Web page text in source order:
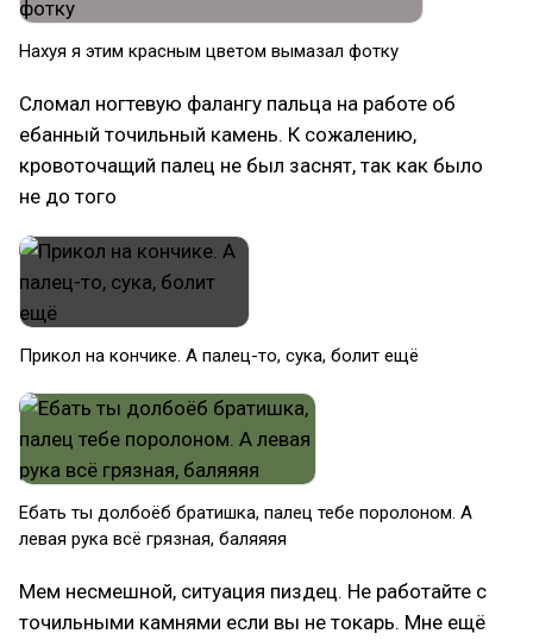
Нахуя я этим красным цветом вымазал фотку
Сломал ногтевую фалангу пальца на работе об
ебанный точильный камень. К сожалению,
кровоточащий палец не был заснят, так как было
не до того
Прикол на кончике. А палец-то, сука, болит ещё
Ебать ты долбоёб братишка, палец тебе поролоном. А
левая рука всё грязная, баляяяя
Мем несмешной, ситуация пиздец. Не работайте с
точильными камнями если вы не токарь. Мне ещё